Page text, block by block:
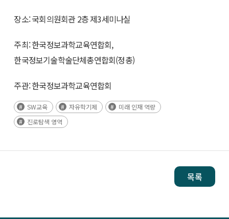
장소: 국회의원회관 2층 제3세미나실
주최: 한국정보과학교육연합회,
한국정보기술학술단체총연합회(정총)
주관: 한국정보과학교육연합회
SW교육 자유학기제
미래 인재 역량
진로탐색 영역
목록